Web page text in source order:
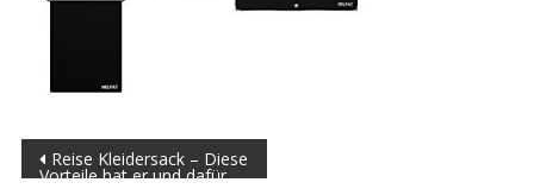
Beitrags-Navigation
Reise Kleidersack – Diese
Vorteile hat er und dafür